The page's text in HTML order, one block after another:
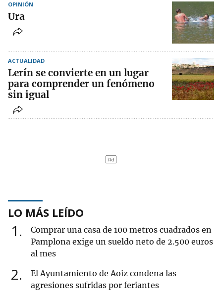
OPINIÓN
Ura
ACTUALIDAD
Lerín se convierte en un lugar
para comprender un fenómeno
sin igual
LO MÁS LEÍDO
1
Comprar una casa de 100 metros cuadrados en
Pamplona exige un sueldo neto de 2.500 euros
al mes
2
El Ayuntamiento de Aoiz condena las
agresiones sufridas por feriantes